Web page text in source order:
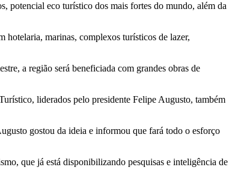
potencial eco turístico dos mais fortes do mundo, além da
hotelaria, marinas, complexos turísticos de lazer,
a região será beneficiada com grandes obras de
liderados pelo presidente Felipe Augusto, também
gostou da ideia e informou que fará todo o esforço
que já está disponibilizando pesquisas e inteligência de